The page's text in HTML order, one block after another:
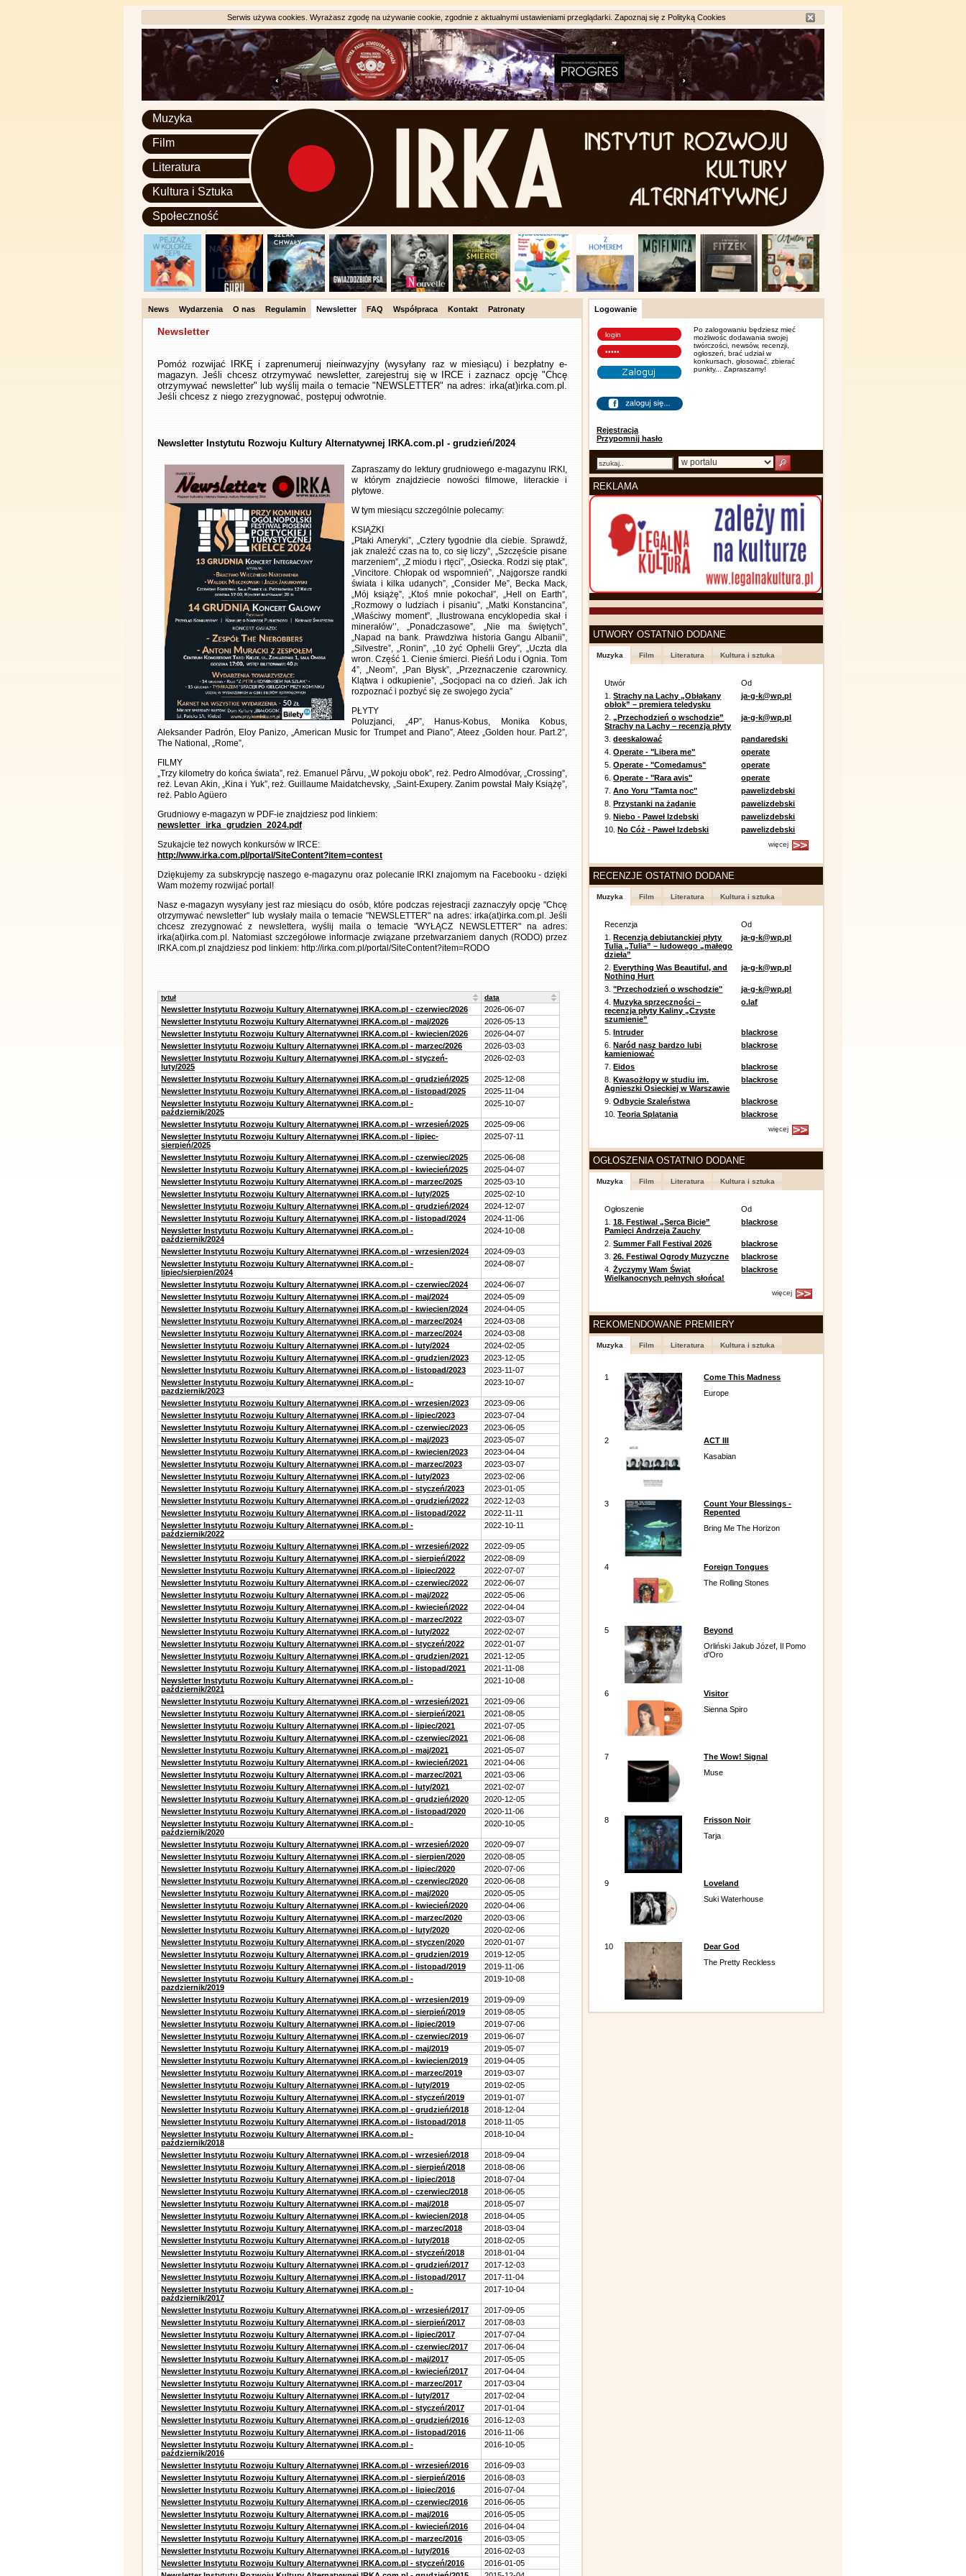
Serwis używa cookies. Wyrażasz zgodę na używanie cookie, zgodnie z aktualnymi ustawieniami przeglądarki. Zapoznaj się z Polityką Cookies
Muzyka
Film
Literatura
Kultura i Sztuka
Społeczność
News Wydarzenia O nas Regulamin Newsletter FAQ Współpraca Kontakt Patronaty
Newsletter
Pomóż rozwijać IRKĘ i zaprenumeruj nieinwazyjny (wysyłany raz w miesiącu) i bezpłatny e-
magazyn. Jeśli chcesz otrzymywać newsletter, zarejestruj się w IRCE i zaznacz opcję "Chcę
otrzymywać newsletter" lub wyślij maila o temacie "NEWSLETTER" na adres: irka(at)irka.com.pl.
Jeśli chcesz z niego zrezygnować, postępuj odwrotnie.
Newsletter Instytutu Rozwoju Kultury Alternatywnej IRKA.com.pl - grudzień/2024
Zapraszamy do lektury grudniowego e-magazynu IRKI,
w którym znajdziecie nowości filmowe, literackie i
płytowe.
W tym miesiącu szczególnie polecamy:
KSIĄŻKI
„Ptaki Ameryki”, „Cztery tygodnie dla ciebie. Sprawdź,
jak znaleźć czas na to, co się liczy”, „Szczęście pisane
marzeniem”, „Z miodu i rtęci”, „Osiecka. Rodzi się ptak”,
„Vincitore. Chłopak od wspomnień”, „Najgorsze randki
świata i kilka udanych”, „Consider Me”, Becka Mack,
„Mój książę”, „Ktoś mnie pokochał”, „Hell on Earth”,
„Rozmowy o ludziach i pisaniu”, „Matki Konstancina”,
„Właściwy moment”, „Ilustrowana encyklopedia skał i
minerałów’’, „Ponadczasowe”, „Nie ma świętych”,
„Napad na bank. Prawdziwa historia Gangu Albanii”,
„Silvestre”, „Ronin”, „10 żyć Ophelii Grey”, „Uczta dla
wron. Część 1. Cienie śmierci. Pieśń Lodu i Ognia. Tom
4”, „Neom”, „Pan Błysk”, „Przeznaczenie czarownicy.
Klątwa i odkupienie”, „Socjopaci na co dzień. Jak ich
rozpoznać i pozbyć się ze swojego życia”
PŁYTY
Poluzjanci, „4P”, Hanus-Kobus, Monika Kobus,
Aleksander Padrón, Eloy Panizo, „American Music for Trumpet and Piano”, Ateez „Golden hour. Part.2”,
The National, „Rome”,
FILMY
„Trzy kilometry do końca świata”, reż. Emanuel Pârvu, „W pokoju obok”, reż. Pedro Almodóvar, „Crossing”,
reż. Levan Akin, „Kina i Yuk”, reż. Guillaume Maidatchevsky, „Saint-Exupery. Zanim powstał Mały Książę”,
reż. Pablo Agüero
Grudniowy e-magazyn w PDF-ie znajdziesz pod linkiem:
newsletter_irka_grudzien_2024.pdf
Szukajcie też nowych konkursów w IRCE:
http://www.irka.com.pl/portal/SiteContent?item=contest
Dziękujemy za subskrypcję naszego e-magazynu oraz polecanie IRKI znajomym na Facebooku - dzięki
Wam możemy rozwijać portal!
Nasz e-magazyn wysyłany jest raz miesiącu do osób, które podczas rejestracji zaznaczyły opcję "Chcę
otrzymywać newsletter" lub wysłały maila o temacie "NEWSLETTER" na adres: irka(at)irka.com.pl. Jeśli
chcesz zrezygnować z newslettera, wyślij maila o temacie "WYŁĄCZ NEWSLETTER" na adres:
irka(at)irka.com.pl. Natomiast szczegółowe informacje związane przetwarzaniem danych (RODO) przez
IRKA.com.pl znajdziesz pod linkiem: http://irka.com.pl/portal/SiteContent?item=RODO
tytuł data
Newsletter Instytutu Rozwoju Kultury Alternatywnej IRKA.com.pl - czerwiec/2026
2026-06-07
Newsletter Instytutu Rozwoju Kultury Alternatywnej IRKA.com.pl - maj/2026
2026-05-13
Newsletter Instytutu Rozwoju Kultury Alternatywnej IRKA.com.pl - kwiecien/2026
2026-04-07
Newsletter Instytutu Rozwoju Kultury Alternatywnej IRKA.com.pl - marzec/2026
2026-03-03
Newsletter Instytutu Rozwoju Kultury Alternatywnej IRKA.com.pl - styczeń-
luty/2025
2026-02-03
Newsletter Instytutu Rozwoju Kultury Alternatywnej IRKA.com.pl - grudzień/2025
2025-12-08
Newsletter Instytutu Rozwoju Kultury Alternatywnej IRKA.com.pl - listopad/2025
2025-11-04
Newsletter Instytutu Rozwoju Kultury Alternatywnej IRKA.com.pl -
październik/2025
2025-10-07
Newsletter Instytutu Rozwoju Kultury Alternatywnej IRKA.com.pl - wrzesień/2025
2025-09-06
Newsletter Instytutu Rozwoju Kultury Alternatywnej IRKA.com.pl - lipiec-
sierpień/2025
2025-07-11
Newsletter Instytutu Rozwoju Kultury Alternatywnej IRKA.com.pl - czerwiec/2025
2025-06-08
Newsletter Instytutu Rozwoju Kultury Alternatywnej IRKA.com.pl - kwiecień/2025
2025-04-07
Newsletter Instytutu Rozwoju Kultury Alternatywnej IRKA.com.pl - marzec/2025
2025-03-10
Newsletter Instytutu Rozwoju Kultury Alternatywnej IRKA.com.pl - luty/2025
2025-02-10
Newsletter Instytutu Rozwoju Kultury Alternatywnej IRKA.com.pl - grudzień/2024
2024-12-07
Newsletter Instytutu Rozwoju Kultury Alternatywnej IRKA.com.pl - listopad/2024
2024-11-06
Newsletter Instytutu Rozwoju Kultury Alternatywnej IRKA.com.pl -
październik/2024
2024-10-08
Newsletter Instytutu Rozwoju Kultury Alternatywnej IRKA.com.pl - wrzesien/2024
2024-09-03
Newsletter Instytutu Rozwoju Kultury Alternatywnej IRKA.com.pl -
lipiec/sierpien/2024
2024-08-07
Newsletter Instytutu Rozwoju Kultury Alternatywnej IRKA.com.pl - czerwiec/2024
2024-06-07
Newsletter Instytutu Rozwoju Kultury Alternatywnej IRKA.com.pl - maj/2024
2024-05-09
Newsletter Instytutu Rozwoju Kultury Alternatywnej IRKA.com.pl - kwiecien/2024
2024-04-05
Newsletter Instytutu Rozwoju Kultury Alternatywnej IRKA.com.pl - marzec/2024
2024-03-08
Newsletter Instytutu Rozwoju Kultury Alternatywnej IRKA.com.pl - marzec/2024
2024-03-08
Newsletter Instytutu Rozwoju Kultury Alternatywnej IRKA.com.pl - luty/2024
2024-02-05
Newsletter Instytutu Rozwoju Kultury Alternatywnej IRKA.com.pl - grudzien/2023
2023-12-05
Newsletter Instytutu Rozwoju Kultury Alternatywnej IRKA.com.pl - listopad/2023
2023-11-07
Newsletter Instytutu Rozwoju Kultury Alternatywnej IRKA.com.pl -
pazdziernik/2023
2023-10-07
Newsletter Instytutu Rozwoju Kultury Alternatywnej IRKA.com.pl - wrzesien/2023
2023-09-06
Newsletter Instytutu Rozwoju Kultury Alternatywnej IRKA.com.pl - lipiec/2023
2023-07-04
Newsletter Instytutu Rozwoju Kultury Alternatywnej IRKA.com.pl - czerwiec/2023
2023-06-05
Newsletter Instytutu Rozwoju Kultury Alternatywnej IRKA.com.pl - maj/2023
2023-05-07
Newsletter Instytutu Rozwoju Kultury Alternatywnej IRKA.com.pl - kwiecien/2023
2023-04-04
Newsletter Instytutu Rozwoju Kultury Alternatywnej IRKA.com.pl - marzec/2023
2023-03-07
Newsletter Instytutu Rozwoju Kultury Alternatywnej IRKA.com.pl - luty/2023
2023-02-06
Newsletter Instytutu Rozwoju Kultury Alternatywnej IRKA.com.pl - styczeń/2023
2023-01-05
Newsletter Instytutu Rozwoju Kultury Alternatywnej IRKA.com.pl - grudzień/2022
2022-12-03
Newsletter Instytutu Rozwoju Kultury Alternatywnej IRKA.com.pl - listopad/2022
2022-11-11
Newsletter Instytutu Rozwoju Kultury Alternatywnej IRKA.com.pl -
październik/2022
2022-10-11
Newsletter Instytutu Rozwoju Kultury Alternatywnej IRKA.com.pl - wrzesień/2022
2022-09-05
Newsletter Instytutu Rozwoju Kultury Alternatywnej IRKA.com.pl - sierpień/2022
2022-08-09
Newsletter Instytutu Rozwoju Kultury Alternatywnej IRKA.com.pl - lipiec/2022
2022-07-07
Newsletter Instytutu Rozwoju Kultury Alternatywnej IRKA.com.pl - czerwiec/2022
2022-06-07
Newsletter Instytutu Rozwoju Kultury Alternatywnej IRKA.com.pl - maj/2022
2022-05-06
Newsletter Instytutu Rozwoju Kultury Alternatywnej IRKA.com.pl - kwiecień/2022
2022-04-04
Newsletter Instytutu Rozwoju Kultury Alternatywnej IRKA.com.pl - marzec/2022
2022-03-07
Newsletter Instytutu Rozwoju Kultury Alternatywnej IRKA.com.pl - luty/2022
2022-02-07
Newsletter Instytutu Rozwoju Kultury Alternatywnej IRKA.com.pl - styczeń/2022
2022-01-07
Newsletter Instytutu Rozwoju Kultury Alternatywnej IRKA.com.pl - grudzien/2021
2021-12-05
Newsletter Instytutu Rozwoju Kultury Alternatywnej IRKA.com.pl - listopad/2021
2021-11-08
Newsletter Instytutu Rozwoju Kultury Alternatywnej IRKA.com.pl -
październik/2021
2021-10-08
Newsletter Instytutu Rozwoju Kultury Alternatywnej IRKA.com.pl - wrzesień/2021
2021-09-06
Newsletter Instytutu Rozwoju Kultury Alternatywnej IRKA.com.pl - sierpień/2021
2021-08-05
Newsletter Instytutu Rozwoju Kultury Alternatywnej IRKA.com.pl - lipiec/2021
2021-07-05
Newsletter Instytutu Rozwoju Kultury Alternatywnej IRKA.com.pl - czerwiec/2021
2021-06-08
Newsletter Instytutu Rozwoju Kultury Alternatywnej IRKA.com.pl - maj/2021
2021-05-07
Newsletter Instytutu Rozwoju Kultury Alternatywnej IRKA.com.pl - kwiecień/2021
2021-04-06
Newsletter Instytutu Rozwoju Kultury Alternatywnej IRKA.com.pl - marzec/2021
2021-03-06
Newsletter Instytutu Rozwoju Kultury Alternatywnej IRKA.com.pl - luty/2021
2021-02-07
Newsletter Instytutu Rozwoju Kultury Alternatywnej IRKA.com.pl - grudzień/2020
2020-12-05
Newsletter Instytutu Rozwoju Kultury Alternatywnej IRKA.com.pl - listopad/2020
2020-11-06
Newsletter Instytutu Rozwoju Kultury Alternatywnej IRKA.com.pl -
październik/2020
2020-10-05
Newsletter Instytutu Rozwoju Kultury Alternatywnej IRKA.com.pl - wrzesień/2020
2020-09-07
Newsletter Instytutu Rozwoju Kultury Alternatywnej IRKA.com.pl - sierpien/2020
2020-08-05
Newsletter Instytutu Rozwoju Kultury Alternatywnej IRKA.com.pl - lipiec/2020
2020-07-06
Newsletter Instytutu Rozwoju Kultury Alternatywnej IRKA.com.pl - czerwiec/2020
2020-06-08
Newsletter Instytutu Rozwoju Kultury Alternatywnej IRKA.com.pl - maj/2020
2020-05-05
Newsletter Instytutu Rozwoju Kultury Alternatywnej IRKA.com.pl - kwiecień/2020
2020-04-06
Newsletter Instytutu Rozwoju Kultury Alternatywnej IRKA.com.pl - marzec/2020
2020-03-06
Newsletter Instytutu Rozwoju Kultury Alternatywnej IRKA.com.pl - luty/2020
2020-02-06
Newsletter Instytutu Rozwoju Kultury Alternatywnej IRKA.com.pl - styczen/2020
2020-01-07
Newsletter Instytutu Rozwoju Kultury Alternatywnej IRKA.com.pl - grudzien/2019
2019-12-05
Newsletter Instytutu Rozwoju Kultury Alternatywnej IRKA.com.pl - listopad/2019
2019-11-06
Newsletter Instytutu Rozwoju Kultury Alternatywnej IRKA.com.pl -
pazdziernik/2019
2019-10-08
Newsletter Instytutu Rozwoju Kultury Alternatywnej IRKA.com.pl - wrzesien/2019
2019-09-09
Newsletter Instytutu Rozwoju Kultury Alternatywnej IRKA.com.pl - sierpień/2019
2019-08-05
Newsletter Instytutu Rozwoju Kultury Alternatywnej IRKA.com.pl - lipiec/2019
2019-07-06
Newsletter Instytutu Rozwoju Kultury Alternatywnej IRKA.com.pl - czerwiec/2019
2019-06-07
Newsletter Instytutu Rozwoju Kultury Alternatywnej IRKA.com.pl - maj/2019
2019-05-07
Newsletter Instytutu Rozwoju Kultury Alternatywnej IRKA.com.pl - kwiecien/2019
2019-04-05
Newsletter Instytutu Rozwoju Kultury Alternatywnej IRKA.com.pl - marzec/2019
2019-03-07
Newsletter Instytutu Rozwoju Kultury Alternatywnej IRKA.com.pl - luty/2019
2019-02-05
Newsletter Instytutu Rozwoju Kultury Alternatywnej IRKA.com.pl - styczeń/2019
2019-01-07
Newsletter Instytutu Rozwoju Kultury Alternatywnej IRKA.com.pl - grudzień/2018
2018-12-04
Newsletter Instytutu Rozwoju Kultury Alternatywnej IRKA.com.pl - listopad/2018
2018-11-05
Newsletter Instytutu Rozwoju Kultury Alternatywnej IRKA.com.pl -
październik/2018
2018-10-04
Newsletter Instytutu Rozwoju Kultury Alternatywnej IRKA.com.pl - wrzesień/2018
2018-09-04
Newsletter Instytutu Rozwoju Kultury Alternatywnej IRKA.com.pl - sierpień/2018
2018-08-06
Newsletter Instytutu Rozwoju Kultury Alternatywnej IRKA.com.pl - lipiec/2018
2018-07-04
Newsletter Instytutu Rozwoju Kultury Alternatywnej IRKA.com.pl - czerwiec/2018
2018-06-05
Newsletter Instytutu Rozwoju Kultury Alternatywnej IRKA.com.pl - maj/2018
2018-05-07
Newsletter Instytutu Rozwoju Kultury Alternatywnej IRKA.com.pl - kwiecien/2018
2018-04-05
Newsletter Instytutu Rozwoju Kultury Alternatywnej IRKA.com.pl - marzec/2018
2018-03-04
Newsletter Instytutu Rozwoju Kultury Alternatywnej IRKA.com.pl - luty/2018
2018-02-05
Newsletter Instytutu Rozwoju Kultury Alternatywnej IRKA.com.pl - styczeń/2018
2018-01-04
Newsletter Instytutu Rozwoju Kultury Alternatywnej IRKA.com.pl - grudzień/2017
2017-12-03
Newsletter Instytutu Rozwoju Kultury Alternatywnej IRKA.com.pl - listopad/2017
2017-11-04
Newsletter Instytutu Rozwoju Kultury Alternatywnej IRKA.com.pl -
październik/2017
2017-10-04
Newsletter Instytutu Rozwoju Kultury Alternatywnej IRKA.com.pl - wrzesień/2017
2017-09-05
Newsletter Instytutu Rozwoju Kultury Alternatywnej IRKA.com.pl - sierpień/2017
2017-08-03
Newsletter Instytutu Rozwoju Kultury Alternatywnej IRKA.com.pl - lipiec/2017
2017-07-04
Newsletter Instytutu Rozwoju Kultury Alternatywnej IRKA.com.pl - czerwiec/2017
2017-06-04
Newsletter Instytutu Rozwoju Kultury Alternatywnej IRKA.com.pl - maj/2017
2017-05-05
Newsletter Instytutu Rozwoju Kultury Alternatywnej IRKA.com.pl - kwiecień/2017
2017-04-04
Newsletter Instytutu Rozwoju Kultury Alternatywnej IRKA.com.pl - marzec/2017
2017-03-04
Newsletter Instytutu Rozwoju Kultury Alternatywnej IRKA.com.pl - luty/2017
2017-02-04
Newsletter Instytutu Rozwoju Kultury Alternatywnej IRKA.com.pl - styczeń/2017
2017-01-04
Newsletter Instytutu Rozwoju Kultury Alternatywnej IRKA.com.pl - grudzień/2016
2016-12-03
Newsletter Instytutu Rozwoju Kultury Alternatywnej IRKA.com.pl - listopad/2016
2016-11-06
Newsletter Instytutu Rozwoju Kultury Alternatywnej IRKA.com.pl -
październik/2016
2016-10-05
Newsletter Instytutu Rozwoju Kultury Alternatywnej IRKA.com.pl - wrzesień/2016
2016-09-03
Newsletter Instytutu Rozwoju Kultury Alternatywnej IRKA.com.pl - sierpień/2016
2016-08-03
Newsletter Instytutu Rozwoju Kultury Alternatywnej IRKA.com.pl - lipiec/2016
2016-07-04
Newsletter Instytutu Rozwoju Kultury Alternatywnej IRKA.com.pl - czerwiec/2016
2016-06-05
Newsletter Instytutu Rozwoju Kultury Alternatywnej IRKA.com.pl - maj/2016
2016-05-05
Newsletter Instytutu Rozwoju Kultury Alternatywnej IRKA.com.pl - kwiecień/2016
2016-04-04
Newsletter Instytutu Rozwoju Kultury Alternatywnej IRKA.com.pl - marzec/2016
2016-03-05
Newsletter Instytutu Rozwoju Kultury Alternatywnej IRKA.com.pl - luty/2016
2016-02-03
Newsletter Instytutu Rozwoju Kultury Alternatywnej IRKA.com.pl - styczeń/2016
2016-01-05
Logowanie
Rejestracja
Przypomnij hasło
Po zalogowaniu będziesz mieć
możliwośc dodawania swojej
twórczości, newsów, recenzji,
ogłoszeń, brać udział w
konkursach, głosować, zbierać
punkty... Zapraszamy!
REKLAMA
UTWORY OSTATNIO DODANE
Muzyka Film Literatura Kultura i sztuka
Utwór
Od
1.Strachy na Lachy „Obłąkany
obłok” – premiera teledysku
ja-g-k@wp.pl
2.„Przechodzień o wschodzie”
Strachy na Lachy – recenzja płyty
ja-g-k@wp.pl
3.deeskalować
pandaredski
4.Operate - "Libera me"
operate
5.Operate - "Comedamus"
operate
6.Operate - "Rara avis"
operate
7.Ano Yoru "Tamta noc"
pawelizdebski
8.Przystanki na żądanie
pawelizdebski
9.Niebo - Paweł Izdebski
pawelizdebski
10.No Cóż - Paweł Izdebski pawelizdebski
więcej
RECENZJE OSTATNIO DODANE
Muzyka Film Literatura Kultura i sztuka
Recenzja
Od
1.Recenzja debiutanckiej płyty
Tulia „Tulia” – ludowego „małego
dzieła”
ja-g-k@wp.pl
2.Everything Was Beautiful, and
Nothing Hurt
ja-g-k@wp.pl
3."Przechodzień o wschodzie"
ja-g-k@wp.pl
4.Muzyka sprzeczności –
recenzja płyty Kaliny „Czyste
szumienie”
o.laf
5.Intruder
blackrose
6.Naród nasz bardzo lubi
kamieniować
blackrose
7.Eidos
blackrose
8.Kwasożłopy w studiu im.
Agnieszki Osieckiej w Warszawie
blackrose
9.Odbycie Szaleństwa
blackrose
10.Teoria Splątania blackrose
więcej
OGŁOSZENIA OSTATNIO DODANE
Muzyka Film Literatura Kultura i sztuka
Ogłoszenie
Od
1.18. Festiwal „Serca Bicie”
Pamięci Andrzeja Zauchy
blackrose
2.Summer Fall Festival 2026
blackrose
3.26. Festiwal Ogrody Muzyczne
blackrose
4.Życzymy Wam Świąt
Wielkanocnych pełnych słońca!
blackrose
więcej
REKOMENDOWANE PREMIERY
Muzyka Film Literatura Kultura i sztuka
1
Come This Madness
Europe
2
ACT III
Kasabian
3
Count Your Blessings -
Repented
Bring Me The Horizon
4
Foreign Tongues
The Rolling Stones
5
Beyond
Orliński Jakub Józef, Il Pomo
d'Oro
6
Visitor
Sienna Spiro
7
The Wow! Signal
Muse
8
Frisson Noir
Tarja
9
Loveland
Suki Waterhouse
10
Dear God
The Pretty Reckless